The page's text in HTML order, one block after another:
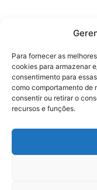
Para fornecer as
cookies para armazenar
consentimento para
como comportamento de
consentir ou retirar o
recursos e funções.
No posts to display